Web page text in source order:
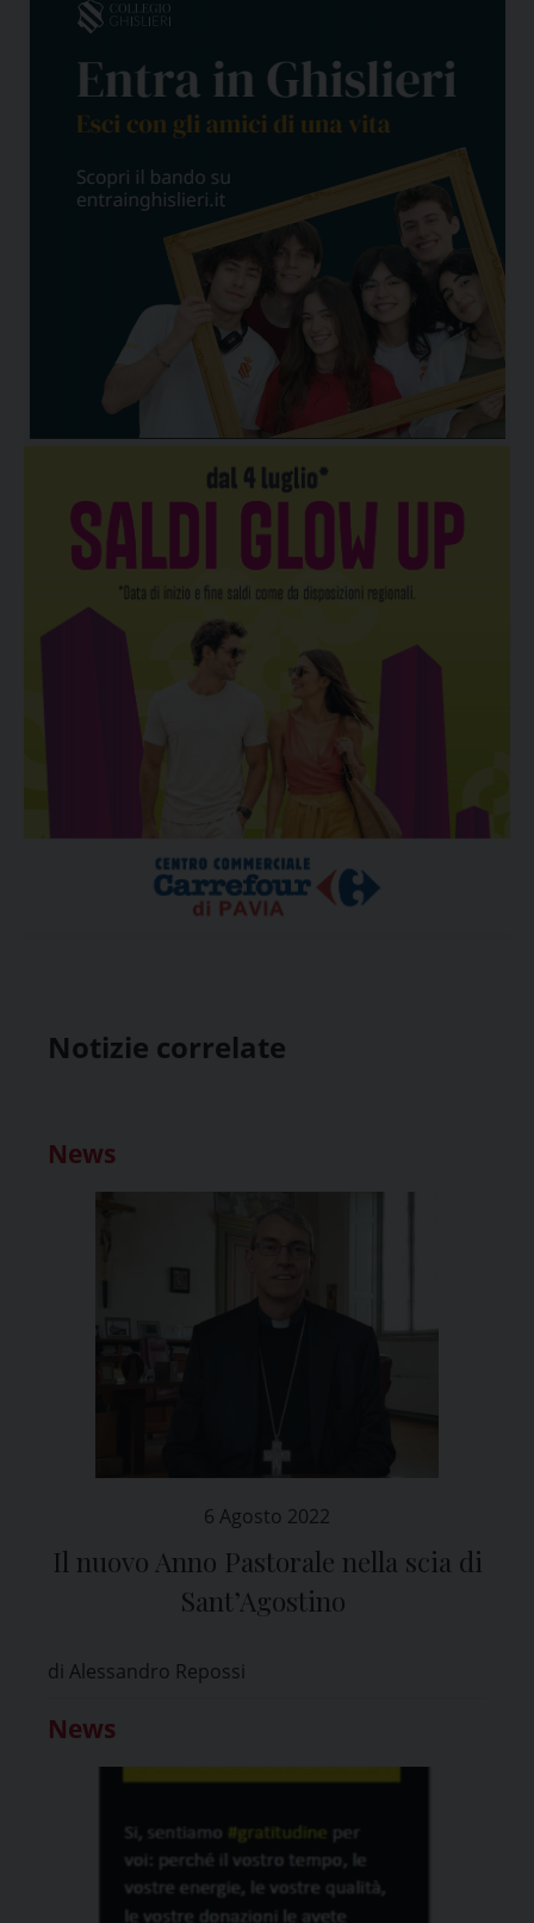
Notizie correlate
News
6 Agosto 2022
Il nuovo Anno Pastorale nella scia di
Sant’Agostino
di Alessandro Repossi
News